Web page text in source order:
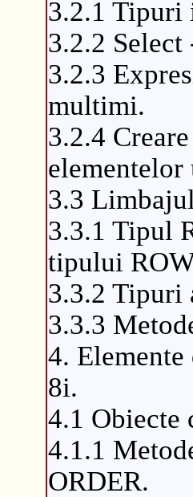
3.2.1 Tipuri
3.2.2
3.2.3
multimi.
3.2.4
3.3
3.3.1 Tipul
tipului
3.3.2 Tipuri
3.3.3
4.
8i.
4.1 Obiecte
4.1.1
ORDER.